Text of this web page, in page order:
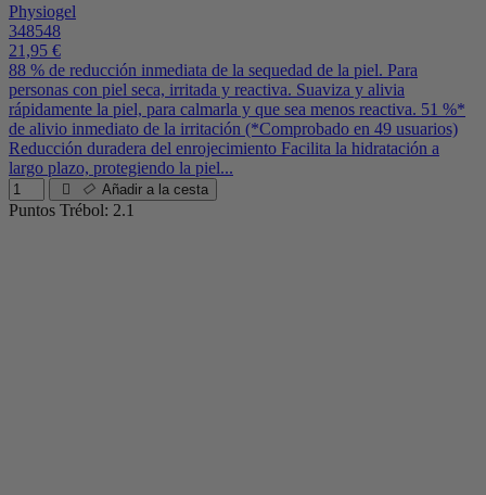
Physiogel
348548
21,95 €
88 % de reducción inmediata de la sequedad de la piel. Para
personas con piel seca, irritada y reactiva. Suaviza y alivia
rápidamente la piel, para calmarla y que sea menos reactiva. 51 %*
de alivio inmediato de la irritación (*Comprobado en 49 usuarios)
Reducción duradera del enrojecimiento Facilita la hidratación a
largo plazo, protegiendo la piel...
Añadir a la cesta
Puntos Trébol: 2.1